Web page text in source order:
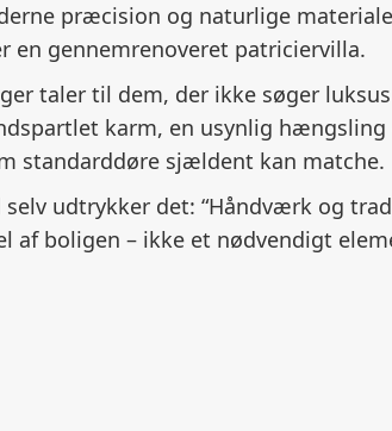
præcision og naturlige
en gennemrenoveret patriciervilla.
taler til dem, der ikke søger
karm, en usynlig
standarddøre sjældent kan matche.
selv udtrykker det: “Håndværk og
af boligen – ikke et nødvendigt